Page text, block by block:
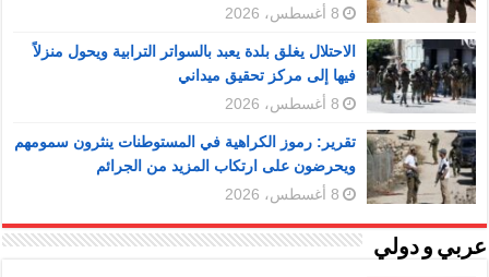
8 أغسطس، 2026
الاحتلال يغلق بلدة يعبد بالسواتر الترابية ويحول منزلاً
فيها إلى مركز تحقيق ميداني
8 أغسطس، 2026
تقرير: رموز الكراهية في المستوطنات ينثرون سمومهم
ويحرضون على ارتكاب المزيد من الجرائم
8 أغسطس، 2026
عربي و دولي